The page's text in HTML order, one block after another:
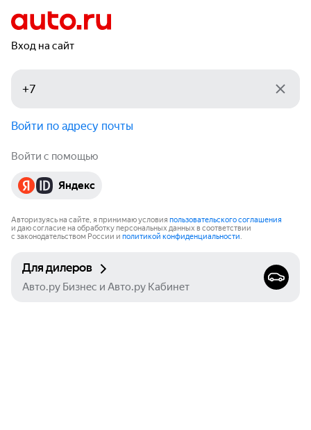
Вход на сайт
Войти по адресу почты
Войти с помощью
Яндекс
Авторизуясь на сайте, я принимаю условия пользовательского соглашения
и даю согласие на обработку персональных данных в соответствии
с законодательством России и политикой конфиденциальности.
Для дилеров
Авто.ру Бизнес и Авто.ру Кабинет